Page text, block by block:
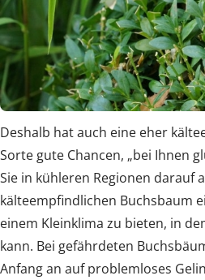
Deshalb hat auch eine eher
Sorte gute Chancen, „bei Ihnen
Sie in kühleren Regionen darauf
kälteempfindlichen Buchsbaum
einem Kleinklima zu bieten, in
kann. Bei gefährdeten
Anfang an auf problemloses